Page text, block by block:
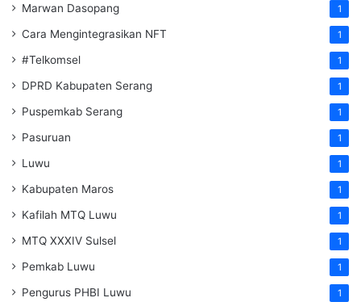
Marwan Dasopang 1
Cara Mengintegrasikan NFT 1
#Telkomsel 1
DPRD Kabupaten Serang 1
Puspemkab Serang 1
Pasuruan 1
Luwu 1
Kabupaten Maros 1
Kafilah MTQ Luwu 1
MTQ XXXIV Sulsel 1
Pemkab Luwu 1
Pengurus PHBI Luwu 1